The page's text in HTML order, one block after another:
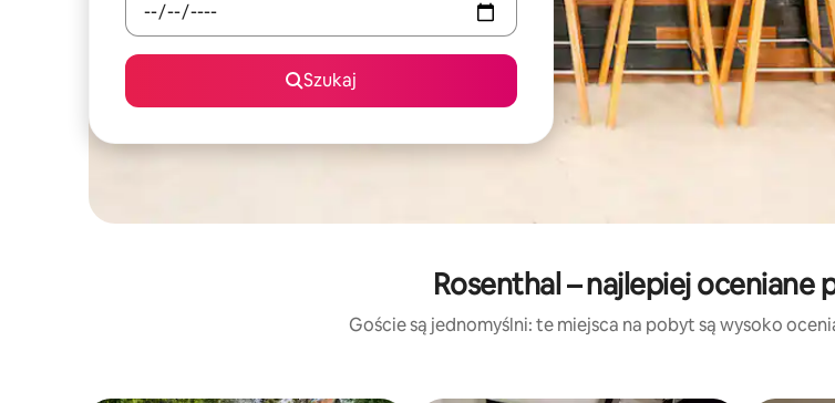
Szukaj
Rosenthal – najlepiej
Goście są jednomyślni: te miejsca na pobyt są wysoko